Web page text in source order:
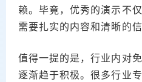
赖。毕竟，优秀的演示不
需要扎实的内容和清晰的信
值得一提的是，行业内对
逐渐趋于积极。很多行业